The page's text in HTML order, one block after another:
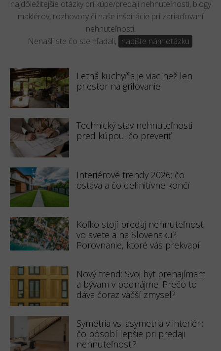
najdôležitejšie otázky pri kúpe/predaji nehnuteľnosti, blogy
maklérov, rozhovory či naše inšpirácie pri zariaďovaní
nehnuteľnosti.
Nenašli ste čo ste hľadali, napíšte nám otázku .
Letná kuchyňa je viac než len
priestor na grilovanie
Technický stav nehnuteľnosti
pred kúpou: čo preveriť
Interiérové trendy 2026: čo
ostáva a čo definitívne končí
Koľko stojí predaj nehnuteľnosti
vo svete a na Slovensku?
Porovnanie, ktoré vás prekvapí
Nový trend: Svoj byt prenajímam
a bývam v podnájme. Prečo to
dáva čoraz väčší zmysel?
Symetria vs. asymetria v interiéri:
čo pôsobí lepšie pri predaji
nehnuteľnosti?